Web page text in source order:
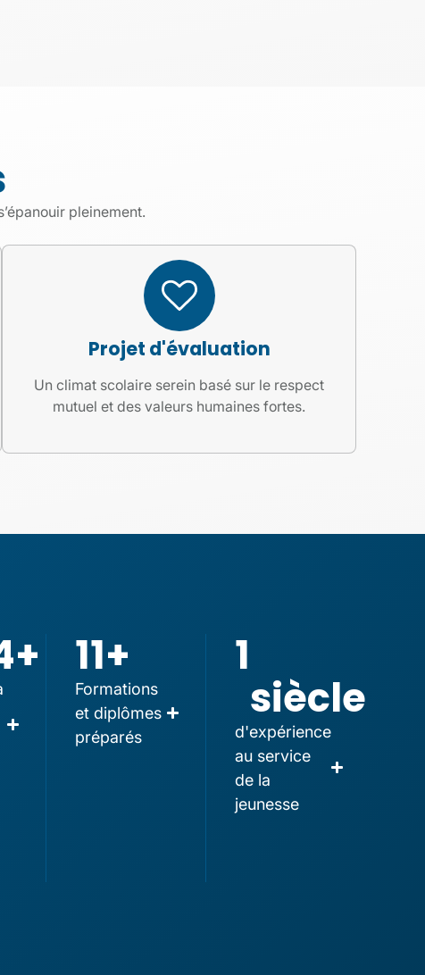
pleinement.
Projet d'évaluation
Un climat scolaire serein basé sur le respect
mutuel et des valeurs humaines fortes.
+ 11+
Formations
et diplômes
préparés
1
siècle
d'expérience
au service
de la
jeunesse